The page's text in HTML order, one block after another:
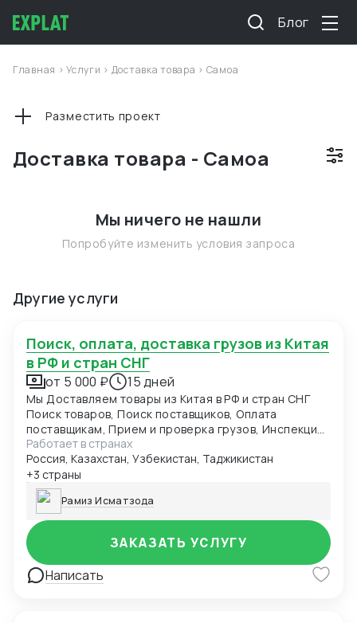
Блог
Главная >Услуги > Доставка товара > Самоа
Доставка товара - Самоа
Разместить проект
Мы ничего не нашли
Попробуйте изменить условия запроса
Другие услуги
Поиск, оплата, доставка грузов из Китая
в РФ и стран СНГ
от 5 000 ₽ 15 дней
Мы Доставляем товары из Китая в РФ и стран СНГ
Поиск товаров, Поиск поставщиков, Оплата
поставщикам, Прием и проверка грузов, Инспекция
товара, Складирование товаров, Брендирование
товаров, Нанесение логотипов, Русификация
товара, Изменения дизайна и коробки
Работает в странах
Россия, Казахстан, Узбекистан, Таджикистан
+3 страны
Рамиз Исматзода
Написать
ЗАКАЗАТЬ УСЛУГУ